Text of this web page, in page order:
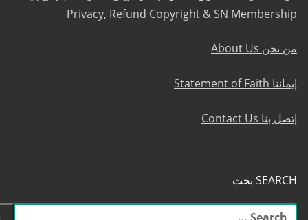
Privacy, Refund Copyright & SN Membership
من نحن About Us
إيماننا Statement of Faith
إتصل بنا Contact Us
SEARCH بحث
البحث